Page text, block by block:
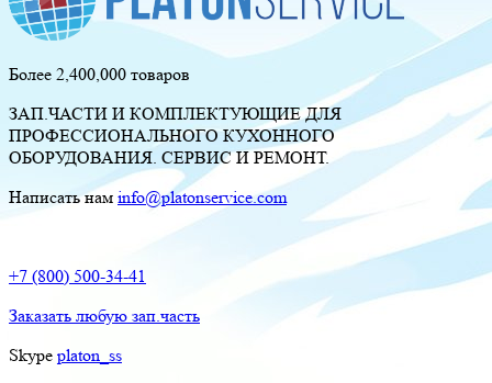
Более 2,400,000 товаров
ЗАП.ЧАСТИ И КОМПЛЕКТУЮЩИЕ ДЛЯ
ПРОФЕССИОНАЛЬНОГО КУХОННОГО
ОБОРУДОВАНИЯ. СЕРВИС И РЕМОНТ.
Написать нам info@platonservice.com
+7 (800) 500-34-41
Заказать любую зап.часть
Skype platon_ss